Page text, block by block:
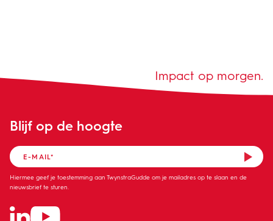
Blijf op de hoogte
Hiermee geef je toestemming aan TwynstraGudde om je mailadres op te slaan en de
nieuwsbrief te sturen.
Impact op morgen.